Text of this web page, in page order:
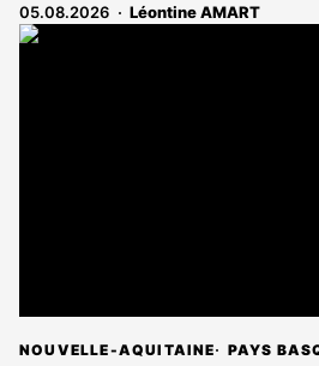
05.08.2026 Léontine AMART
NOUVELLE-AQUITAINE PAYS